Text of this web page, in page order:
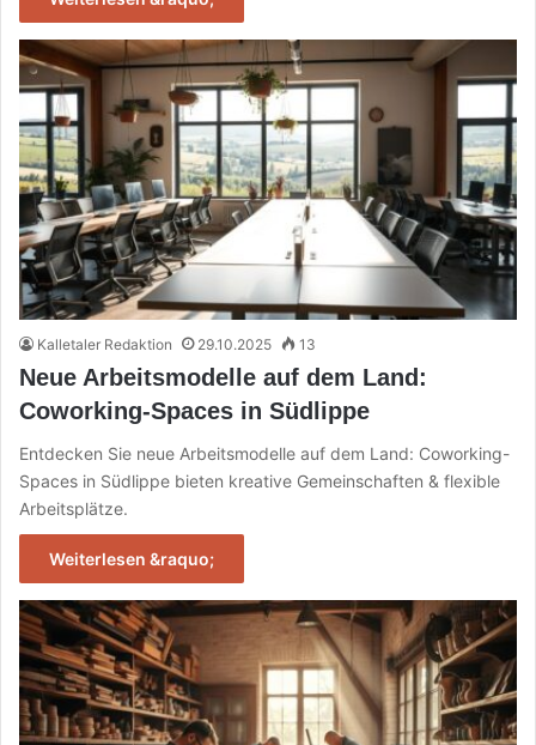
Kalletaler Redaktion 29.10.2025 13
Neue Arbeitsmodelle auf dem Land:
Coworking-Spaces in Südlippe
Entdecken Sie neue Arbeitsmodelle auf dem Land: Coworking-
Spaces in Südlippe bieten kreative Gemeinschaften & flexible
Arbeitsplätze.
Weiterlesen &raquo;